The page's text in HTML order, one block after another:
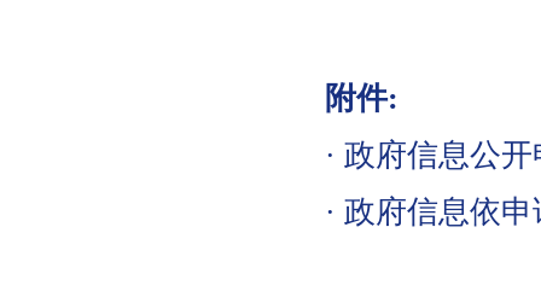
附件:
· 政府信息公开
· 政府信息依